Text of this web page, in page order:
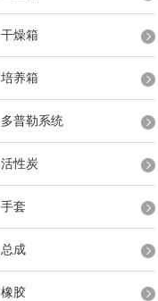
干燥箱
培养箱
多普勒系统
活性炭
手套
总成
橡胶